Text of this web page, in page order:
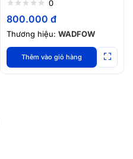
0
800.000 đ
Thương hiệu: WADFOW
Thêm vào giỏ hàng